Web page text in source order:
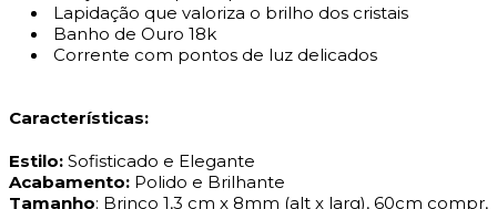
Lapidação que valoriza o brilho dos cristais
Banho de Ouro 18k
Corrente com pontos de luz delicados
Características:
Estilo: Sofisticado e Elegante
Acabamento: Polido e Brilhante
Tamanho: Brinco 1,3 cm x 8mm (alt x larg), 60cm compr,